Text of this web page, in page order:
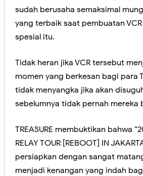
sudah berusaha semaksimal
yang terbaik saat pembuatan
spesial itu.
Tidak heran jika VCR tersebut
momen yang berkesan bagi para
tidak menyangka jika akan
sebelumnya tidak pernah mereka
TREASURE membuktikan bahwa
RELAY TOUR [REBOOT] IN
persiapkan dengan sangat
menjadi kenangan yang indah